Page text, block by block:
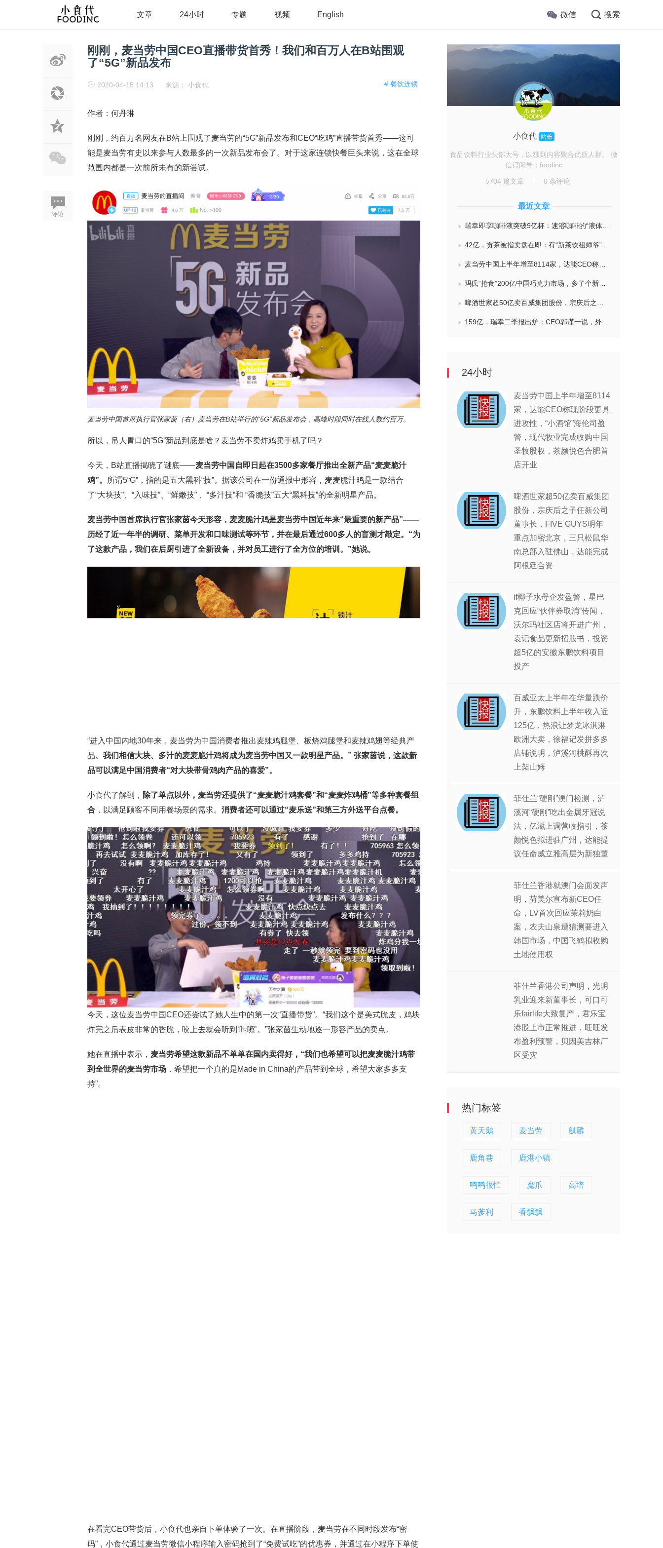
文章 24小时 专题 视频 English 微信 搜索
评论
刚刚，麦当劳中国CEO直播带货首秀！我们和百万人在B站围观
了“5G”新品发布
# 餐饮连锁
2020-04-15 14:13 来源： 小食代
作者：何丹琳
刚刚，约百万名网友在B站上围观了麦当劳的“5G”新品发布和CEO“吃鸡”直播带货首秀——这可
能是麦当劳有史以来参与人数最多的一次新品发布会了。对于这家连锁快餐巨头来说，这在全球
范围内都是一次前所未有的新尝试。
麦当劳中国首席执行官张家茵（右）麦当劳在B站举行的“5G”新品发布会，高峰时段同时在线人数约百万。
所以，吊人胃口的“5G”新品到底是啥？麦当劳不卖炸鸡卖手机了吗？
今天，B站直播揭晓了谜底——麦当劳中国自即日起在3500多家餐厅推出全新产品“麦麦脆汁
鸡”。
所谓5“G”，指的是五大黑科“技”。据该公司在一份通报中形容，麦麦脆汁鸡是一款结合
了“大块技”、“入味技”、“鲜嫩技” 、“多汁技”和 “香脆技”五大“黑科技”的全新明星产品。
麦当劳中国首席执行官张家茵今天形容，麦麦脆汁鸡是麦当劳中国近年来“最重要的新产品”——
历经了近一年半的调研、菜单开发和口味测试等环节，并在最后通过600多人的盲测才敲定。“为
了这款产品，我们在后厨引进了全新设备，并对员工进行了全方位的培训。”她说。
“进入中国内地30年来，麦当劳为中国消费者推出麦辣鸡腿堡、板烧鸡腿堡和麦辣鸡翅等经典产
品。 我们相信大块、多汁的麦麦脆汁鸡将成为麦当劳中国又一款明星产品。” 张家茵说，这款新
品可以满足中国消费者“对大块带骨鸡肉产品的喜爱”。
小食代了解到， 除了单点以外，麦当劳还提供了“麦麦脆汁鸡套餐”和“麦麦炸鸡桶”等多种套餐组
合 ，以满足顾客不同用餐场景的需求。 消费者还可以通过“麦乐送”和第三方外送平台点餐。
今天，这位麦当劳中国CEO还尝试了她人生中的第一次“直播带货”。“我们这个是美式脆皮，鸡块
炸完之后表皮非常的香脆，咬上去就会听到‘咔嚓’。”张家茵生动地逐一形容产品的卖点。
她在直播中表示， 麦当劳希望这款新品不单单在国内卖得好，“我们也希望可以把麦麦脆汁鸡带
到全世界的麦当劳市场 ，希望把一个真的是Made in China的产品带到全球，希望大家多多支
持”。
在看完CEO带货后，小食代也亲自下单体验了一次。在直播阶段，麦当劳在不同时段发布“密
码”，小食代通过麦当劳微信小程序输入密码抢到了“免费试吃”的优惠券，并通过在小程序下单使
小食代 站长
食品饮料行业头部大号，以独到内容聚合优质人群。 微
信订阅号：foodinc
5704 篇文章 0 条评论
最近文章
瑞幸即享咖啡液突破9亿杯：速溶咖啡的“液体时代”是如何炼成的？
42亿，贡茶被指卖盘在即：有“新茶饮祖师爷”之称，贝恩资本拟接手
麦当劳中国上半年增至8114家，达能CEO称现阶段更具进攻性，“小酒馆”海伦司盈警，现代牧业完成收购中国圣牧股权，茶颜悦色合肥首店开业
玛氏“抢食”200亿中国巧克力市场，多了个新筹码：首次引进新收购的Trü Frü，“冻干水果+巧克力”能成为零食新风口吗？
啤酒世家超50亿卖百威集团股份，宗庆后之子任新公司董事长，FIVE GUYS明年重点加密北京，三只松鼠华南总部入驻佛山，达能完成阿根廷合资
159亿，瑞幸二季报出炉：CEO郭谨一说，外卖补贴收缩节奏快于年初预期，对下半年总体保持谨慎乐观，将继续稳步出海
24小时
麦当劳中国上半年增至8114
家，达能CEO称现阶段更具
进攻性，“小酒馆”海伦司盈
警，现代牧业完成收购中国
圣牧股权，茶颜悦色合肥首
店开业
啤酒世家超50亿卖百威集团
股份，宗庆后之子任新公司
董事长，FIVE GUYS明年
重点加密北京，三只松鼠华
南总部入驻佛山，达能完成
阿根廷合资
if椰子水母企发盈警，星巴
克回应“伙伴券取消”传闻，
沃尔玛社区店将开进广州，
袁记食品更新招股书，投资
超5亿的安徽东鹏饮料项目
投产
百威亚太上半年在华量跌价
升，东鹏饮料上半年收入近
125亿，热浪让梦龙冰淇淋
欧洲大卖，徐福记发拼多多
店铺说明，泸溪河桃酥再次
上架山姆
菲仕兰“硬刚”澳门检测，泸
溪河“硬刚”吃出金属牙冠说
法，亿滋上调营收指引，茶
颜悦色拟进驻广州，达能提
议任命威立雅高层为新独董
菲仕兰香港就澳门会面发声
明，荷美尔宣布新CEO任
命，LV首次回应茉莉奶白
案，农夫山泉遭猜测要进入
韩国市场，中国飞鹤拟收购
土地使用权
菲仕兰香港公司声明，光明
乳业迎来新董事长，可口可
乐fairlife大致复产，君乐宝
港股上市正常推进，旺旺发
布盈利预警，贝因美吉林厂
区受灾
热门标签
黄天鹅 麦当劳 麒麟
鹿角巷 鹿港小镇
鸣鸣很忙 魔爪 高培
马爹利 香飘飘